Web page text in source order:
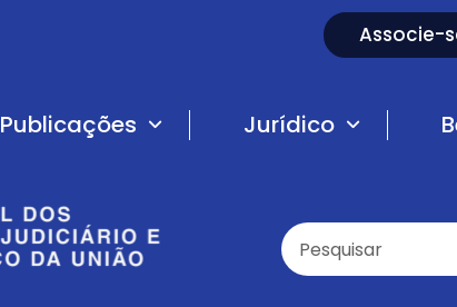
Associe-
Publicações Jurídico